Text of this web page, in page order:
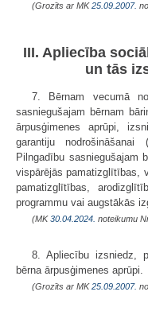
(Grozīts ar MK25.09.2007.
III. Apliecība
un tās
7. Bērnam vecumā
sasniegušajam bērnam
ārpusģimenes aprūpi,
garantiju
Pilngadību sasniegušajam
vispārējās pamatizglītības,
pamatizglītības,
programmu vai augstākās
(MK30.04.2024. noteikumu
8. Apliecību izsniedz,
bērna ārpusģimenes aprūpi.
(Grozīts ar MK25.09.2007.